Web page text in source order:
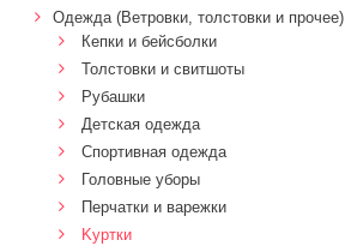
Одежда (Ветровки, толстовки и прочее)
Кепки и бейсболки
Толстовки и свитшоты
Рубашки
Детская одежда
Спортивная одежда
Головные уборы
Перчатки и варежки
Kуртки